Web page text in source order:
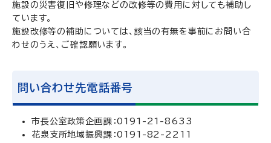
施設の災害復旧や修理などの改修等の費用に対しても補助し
ています。
施設改修等の補助については、該当の有無を事前にお問い合
わせのうえ、ご確認願います。
問い合わせ先電話番号
市長公室政策企画課：0191-21-8633
花泉支所地域振興課：0191-82-2211